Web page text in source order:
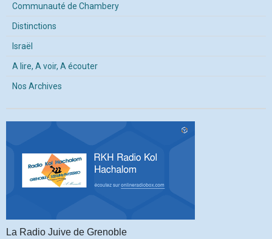
Communauté de Chambery
Distinctions
Israël
A lire, A voir, A écouter
Nos Archives
La Radio Juive de Grenoble